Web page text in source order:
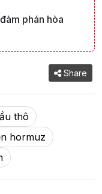
phán hòa
Share
thô
hormuz